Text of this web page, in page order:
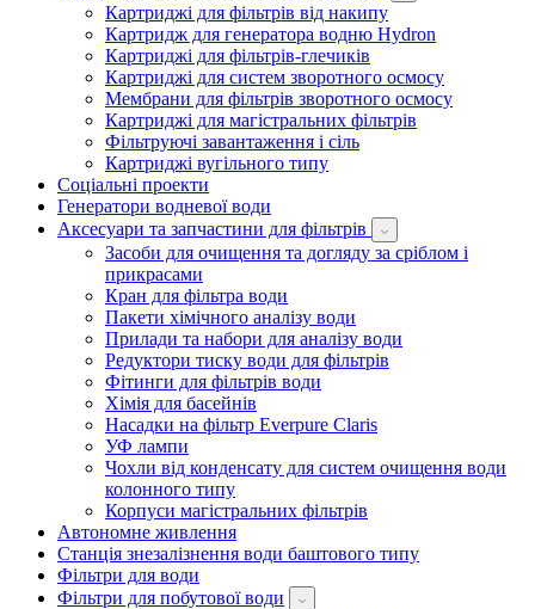
Картриджі для фільтрів від накипу
Картридж для генератора водню Hydron
Картриджі для фільтрів-глечиків
Картриджі для систем зворотного осмосу
Мембрани для фільтрів зворотного осмосу
Картриджі для магістральних фільтрів
Фільтруючі завантаження і сіль
Картриджі вугільного типу
Соціальні проекти
Генератори водневої води
Аксесуари та запчастини для фільтрів
Засоби для очищення та догляду за сріблом і
прикрасами
Кран для фільтра води
Пакети хімічного аналізу води
Прилади та набори для аналізу води
Редуктори тиску води для фільтрів
Фітинги для фільтрів води
Хімія для басейнів
Насадки на фільтр Everpure Claris
УФ лампи
Чохли від конденсату для систем очищення води
колонного типу
Корпуси магістральних фільтрів
Автономне живлення
Станція знезалізнення води баштового типу
Фільтри для води
Фільтри для побутової води